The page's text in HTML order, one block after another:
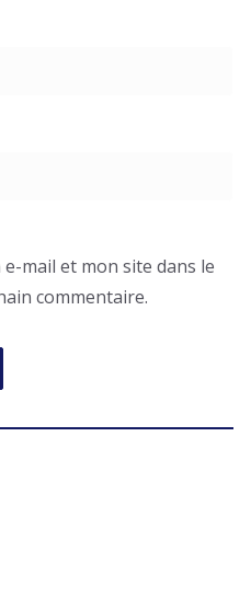
mail et mon site dans le
commentaire.